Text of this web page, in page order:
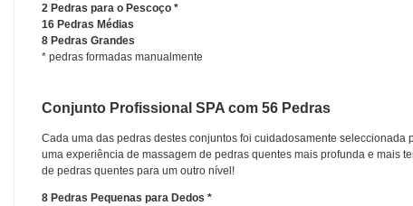
2 Pedras para o Pescoço *
16 Pedras Médias
8 Pedras Grandes
* pedras formadas manualmente
Conjunto Profissional SPA com 56 Pedras
Cada uma das pedras destes conjuntos foi cuidadosamente
uma experiência de massagem de pedras quentes mais profunda e mais
de pedras quentes para um outro nível!
8 Pedras Pequenas para Dedos *